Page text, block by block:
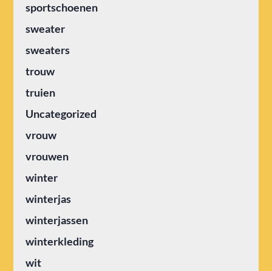
sportschoenen
sweater
sweaters
trouw
truien
Uncategorized
vrouw
vrouwen
winter
winterjas
winterjassen
winterkleding
wit